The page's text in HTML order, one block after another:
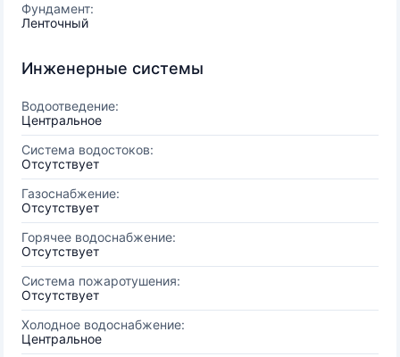
Фундамент:
Ленточный
Инженерные системы
Водоотведение:
Центральное
Система водостоков:
Отсутствует
Газоснабжение:
Отсутствует
Горячее водоснабжение:
Отсутствует
Система пожаротушения:
Отсутствует
Холодное водоснабжение:
Центральное